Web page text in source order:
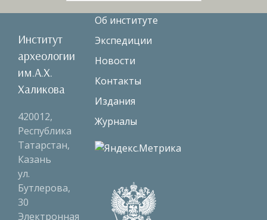
Институт
археологии
им.А.Х.
Халикова
420012,
Республика
Татарстан,
Казань
ул.
Бутлерова,
30
Электронная
Об институте
Экспедиции
Новости
Контакты
Издания
Журналы